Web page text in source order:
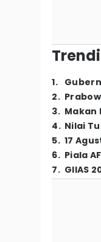
1.
2.
3. Makan
4. Nilai
5. 17
6. Piala
7. GIIAS